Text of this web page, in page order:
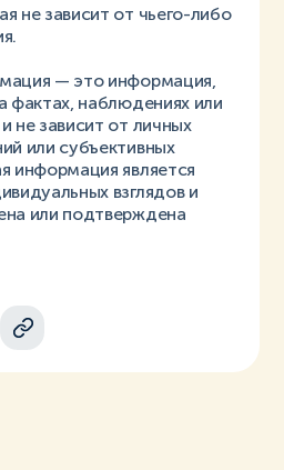
не зависит от чьего-либо
— это информация,
фактах, наблюдениях или
не зависит от личных
или субъективных
информация является
взглядов и
или подтверждена